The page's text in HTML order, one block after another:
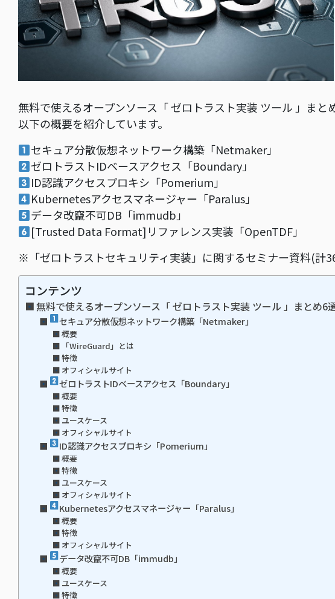
無料で使えるオープンソース「 ゼロトラスト実装 ツール 」まと
以下の概要を紹介しています。
セキュア分散仮想ネットワーク構築「Netmaker」
ゼロトラストIDベースアクセス「Boundary」
ID認識アクセスプロキシ「Pomerium」
Kubernetesアクセスマネージャー「Paralus」
データ改竄不可DB「immudb」
[Trusted Data Format]リファレンス実装「OpenTDF」
※「ゼロトラストセキュリティ実装」に関するセミナー資料(計
コンテンツ
無料で使えるオープンソース「 ゼロトラスト実装 ツール 」まとめ6
セキュア分散仮想ネットワーク構築「Netmaker」
概要
「WireGuard」とは
特徴
オフィシャルサイト
ゼロトラストIDベースアクセス「Boundary」
概要
特徴
ユースケース
オフィシャルサイト
ID認識アクセスプロキシ「Pomerium」
概要
特徴
ユースケース
オフィシャルサイト
Kubernetesアクセスマネージャー「Paralus」
概要
特徴
オフィシャルサイト
データ改竄不可DB「immudb」
概要
ユースケース
特徴